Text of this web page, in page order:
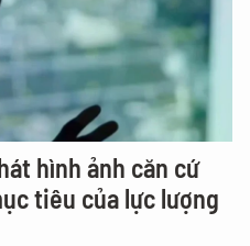
hình ảnh căn cứ
tiêu của lực lượng